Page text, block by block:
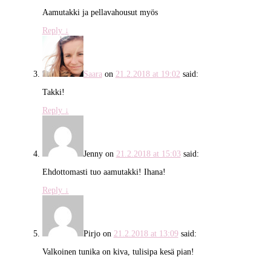
Aamutakki ja pellavahousut myös
Reply ↓
Saaraon 21.2.2018 at 19:02 said:
Takki!
Reply ↓
Jennyon 21.2.2018 at 15:03 said:
Ehdottomasti tuo aamutakki! Ihana!
Reply ↓
Pirjoon 21.2.2018 at 13:09 said:
Valkoinen tunika on kiva, tulisipa kesä pian!